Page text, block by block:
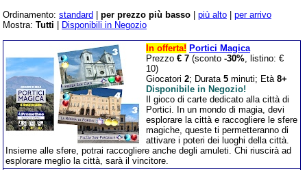
Ordinamento: standard per prezzo più basso più alto
per arrivo
Mostra: Tutti Disponibili in Negozio
In offerta! Portici Magica
Prezzo € 7 (sconto -30%, listino: €
10)
Giocatori 2; Durata 5 minuti; Età 8+
Disponibile in Negozio!
Il gioco di carte dedicato alla città di
Portici. In un mondo di magia, devi
esplorare la città e raccogliere le sfere
magiche, queste ti permetteranno di
attivare i poteri dei luoghi della città.
Insieme alle sfere, potrai raccogliere anche degli amuleti. Chi riuscirà ad
esplorare meglio la città, sarà il vincitore.